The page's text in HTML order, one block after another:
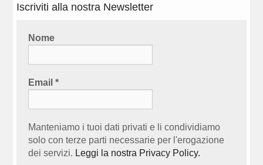
Iscriviti alla nostra Newsletter
Nome
Email*
Manteniamo i tuoi dati privati e li condividiamo
solo con terze parti necessarie per l'erogazione
dei servizi. Leggi la nostra Privacy Policy.